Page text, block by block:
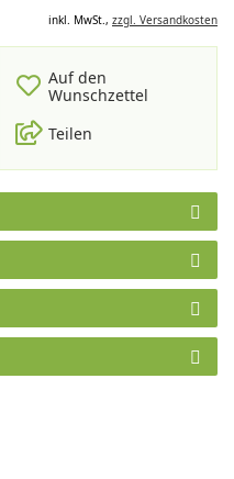
inkl. MwSt., zzgl. Versandkosten
Auf den
Wunschzettel
Teilen